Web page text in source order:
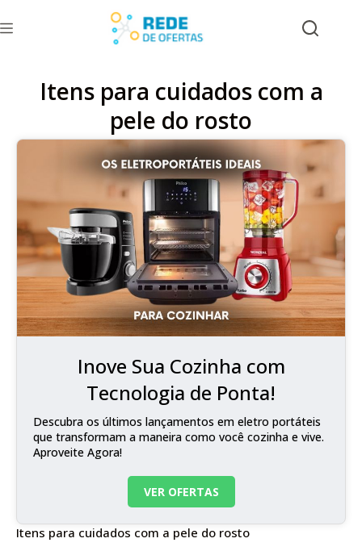
Itens para cuidados com a
pele do rosto
Inove Sua Cozinha com
Tecnologia de Ponta!
Descubra os últimos lançamentos em eletro portáteis
que transformam a maneira como você cozinha e vive.
Aproveite Agora!
VER OFERTAS
Itens para cuidados com a pele do rosto